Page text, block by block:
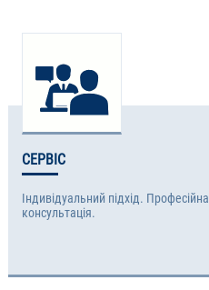
СЕРВІС
Індивідуальний підхід. Професійна
консультація.